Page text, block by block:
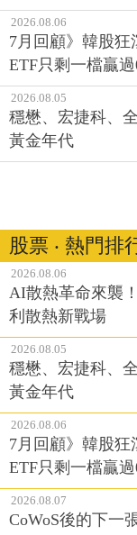
2026.08.06
7月回顧》韓股狂
ETF只剩一檔贏過
2026.08.05
穩懋、宏捷科、
黃金年代
股票 ‧ 熱門排
2026.08.06
AI散熱革命來襲
利散熱新戰場
2026.08.05
穩懋、宏捷科、
黃金年代
2026.08.06
7月回顧》韓股狂
ETF只剩一檔贏過
2026.08.07
CoWoS後的下一